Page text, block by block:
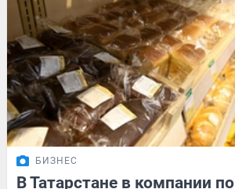
БИЗНЕС
В Татарстане в компании по